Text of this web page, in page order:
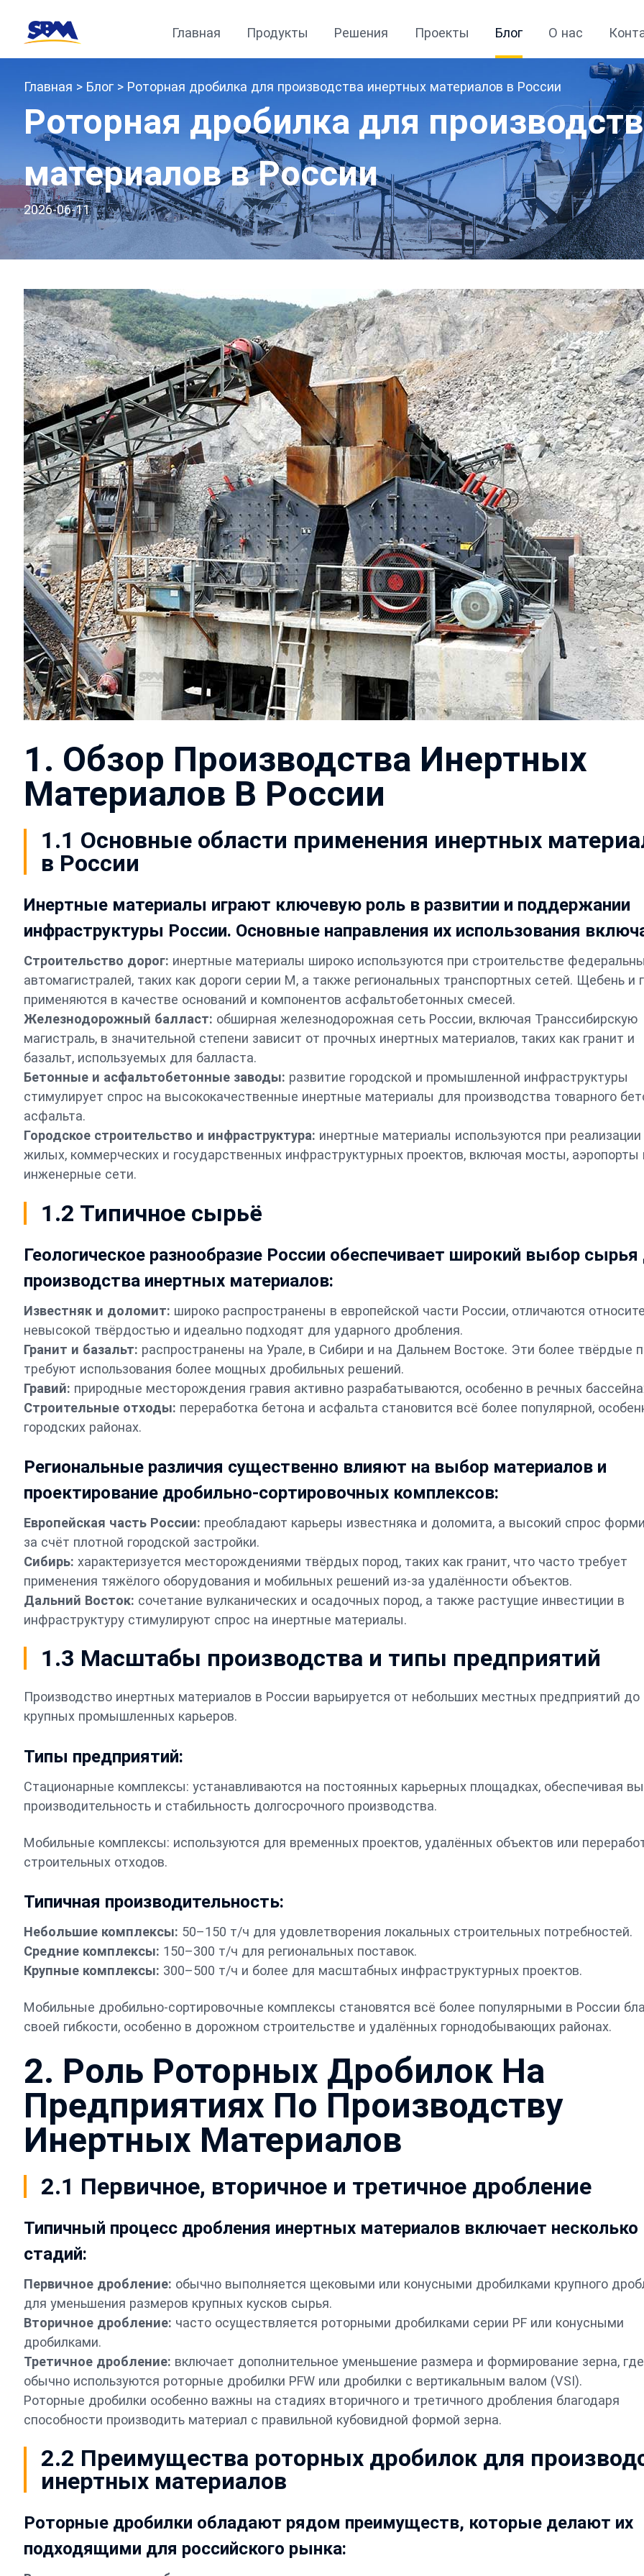
Главная Продукты Решения Проекты Блог О нас
Главная > Блог > Роторная дробилка для производства инертных материалов в России
Роторная дробилка для
материалов в России
2026-06-11
1. Обзор Производства Инертных
Материалов В России
1.1 Основные области применения инертных
в России
Инертные материалы играют ключевую роль в развитии и поддержании
инфраструктуры России. Основные направления их использования
Строительство дорог: инертные материалы широко используются при строительстве
автомагистралей, таких как дороги серии М, а также региональных транспортных сетей. Щебень и
применяются в качестве оснований и компонентов асфальтобетонных смесей.
Железнодорожный балласт: обширная железнодорожная сеть России, включая Транссибирскую
магистраль, в значительной степени зависит от прочных инертных материалов, таких как гранит и
базальт, используемых для балласта.
Бетонные и асфальтобетонные заводы: развитие городской и промышленной инфраструктуры
стимулирует спрос на высококачественные инертные материалы для производства товарного
асфальта.
Городское строительство и инфраструктура: инертные материалы используются при реализации
жилых, коммерческих и государственных инфраструктурных проектов, включая мосты, аэропорты
инженерные сети.
1.2 Типичное сырьё
Геологическое разнообразие России обеспечивает широкий выбор сырья
производства инертных материалов:
Известняк и доломит: широко распространены в европейской части России, отличаются
невысокой твёрдостью и идеально подходят для ударного дробления.
Гранит и базальт: распространены на Урале, в Сибири и на Дальнем Востоке. Эти более твёрдые
требуют использования более мощных дробильных решений.
Гравий: природные месторождения гравия активно разрабатываются, особенно в речных
Строительные отходы: переработка бетона и асфальта становится всё более популярной,
городских районах.
Региональные различия существенно влияют на выбор материалов и
проектирование дробильно-сортировочных комплексов:
Европейская часть России: преобладают карьеры известняка и доломита, а высокий спрос
за счёт плотной городской застройки.
Сибирь:характеризуется месторождениями твёрдых пород, таких как гранит, что часто требует
применения тяжёлого оборудования и мобильных решений из-за удалённости объектов.
Дальний Восток: сочетание вулканических и осадочных пород, а также растущие инвестиции в
инфраструктуру стимулируют спрос на инертные материалы.
1.3 Масштабы производства и типы предприятий
Производство инертных материалов в России варьируется от небольших местных предприятий до
крупных промышленных карьеров.
Типы предприятий:
Стационарные комплексы: устанавливаются на постоянных карьерных площадках, обеспечивая
производительность и стабильность долгосрочного производства.
Мобильные комплексы: используются для временных проектов, удалённых объектов или
строительных отходов.
Типичная производительность:
Небольшие комплексы: 50–150 т/ч для удовлетворения локальных строительных потребностей.
Средние комплексы: 150–300 т/ч для региональных поставок.
Крупные комплексы: 300–500 т/ч и более для масштабных инфраструктурных проектов.
Мобильные дробильно-сортировочные комплексы становятся всё более популярными в России
своей гибкости, особенно в дорожном строительстве и удалённых горнодобывающих районах.
2. Роль Роторных Дробилок На
Предприятиях По Производству
Инертных Материалов
2.1 Первичное, вторичное и третичное дробление
Типичный процесс дробления инертных материалов включает несколько
стадий:
Первичное дробление: обычно выполняется щековыми или конусными дробилками крупного
для уменьшения размеров крупных кусков сырья.
Вторичное дробление: часто осуществляется роторными дробилками серии PF или конусными
дробилками.
Третичное дробление: включает дополнительное уменьшение размера и формирование зерна, где
обычно используются роторные дробилки PFW или дробилки с вертикальным валом (VSI).
Роторные дробилки особенно важны на стадиях вторичного и третичного дробления благодаря
способности производить материал с правильной кубовидной формой зерна.
2.2 Преимущества роторных дробилок для
инертных материалов
Роторные дробилки обладают рядом преимуществ, которые делают их
подходящими для российского рынка: